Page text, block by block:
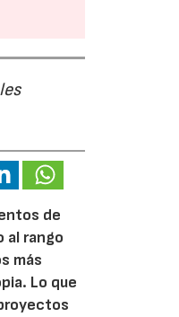
de
al rango
más
Lo que